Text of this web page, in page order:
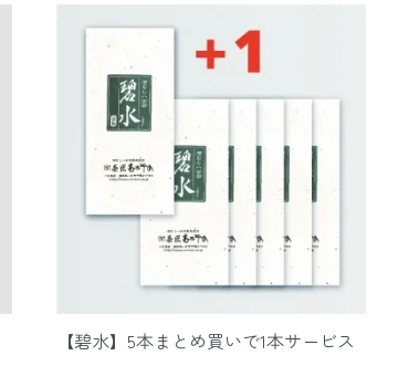
【碧水】5本まとめ買いで1本サービス